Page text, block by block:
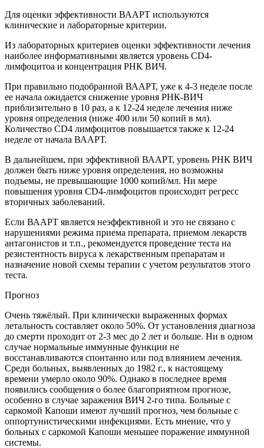
Для оценки эффективности ВААРТ используются
клинические и лабораторные критерии.
Из лабораторных критериев оценки эффективности лечения
наиболее информативными является уровень СD4-
лимфоцитоа и концентрация РНК ВИЧ.
При правильно подобранной ВААРТ, уже к 4-3 неделе после
ее начала ожидается снижение уровня РНК-ВИЧ
приблизительно в 10 раз, а к 12-24 неделе лечения ниже
уровня определения (ниже 400 или 50 копий в мл).
Количество CD4 лимфоцитов повышается также к 12-24
неделе от начала ВААРТ.
В дальнейшем, при эффективной ВААРТ, уровень РНК ВИЧ
должен быть ниже уровня определения, но возможны
подъемы, не превышающие 1000 копий/мл. Ни мере
повышения уровня СD4-лимфоцитов происходит регресс
вторичных заболеваний.
Если ВААРТ является неэффективной и это не связано с
нарушениями режима приема препарата, приемом лекарств
антагонистов и т.п., рекомендуется проведение теста на
резистентность вируса к лекарственным препаратам и
назначение новой схемы терапии с учетом результатов этого
теста.
Прогноз
Очень тяжёлый. При клинически выраженных формах
летальность составляет около 50%. От установления диагноза
до смерти проходит от 2-3 мес до 2 лет и больше. Ни в одном
случае нормальные иммунные функции не
восстанавливаются спонтанно или под влиянием лечения.
Среди больных, выявленных до 1982 г., к настоящему
времени умерло около 90%. Однако в последнее время
появились сообщения о более благоприятном прогнозе,
особенно в случае заражения ВИЧ 2-го типа. Больные с
саркомой Капоши имеют лучший прогноз, чем больные с
оппортунистическими инфекциями. Есть мнение, что у
больных с саркомой Капоши меньшее поражение иммунной
системы.